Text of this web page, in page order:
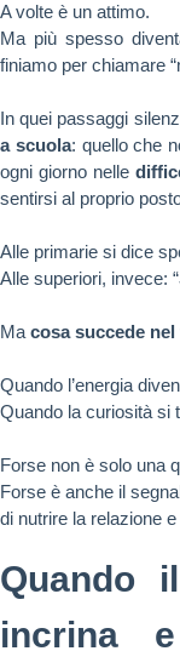
A volte è un attimo.
Ma più spesso
finiamo per chiamare
In quei passaggi
a scuola: quello che
ogni giorno nelle
sentirsi al proprio
Alle primarie si dice
Alle superiori, invece: “
Ma cosa succede nel
Quando l’energia
Quando la curiosità si
Forse non è solo una
Forse è anche il
di nutrire la relazione
Quando
incrina